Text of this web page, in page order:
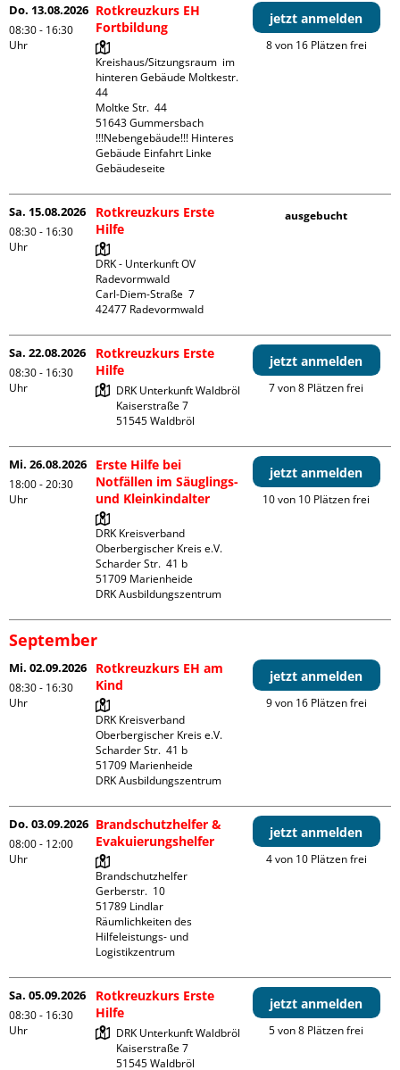
Do. 13.08.2026
08:30 - 16:30
Uhr
Rotkreuzkurs EH
Fortbildung
Kreishaus/Sitzungsraum  im
hinteren Gebäude Moltkestr.
44
Moltke Str.  44
51643 Gummersbach
!!!Nebengebäude!!! Hinteres
Gebäude Einfahrt Linke
Gebäudeseite
jetzt anmelden
8 von 16 Plätzen frei
Sa. 15.08.2026
08:30 - 16:30
Uhr
Rotkreuzkurs Erste
Hilfe
DRK - Unterkunft OV
Radevormwald
Carl-Diem-Straße  7
ausgebucht
Sa. 22.08.2026
08:30 - 16:30
Uhr
Rotkreuzkurs Erste
Hilfe
DRK Unterkunft Waldbröl
Kaiserstraße 7
jetzt anmelden
7 von 8 Plätzen frei
Mi. 26.08.2026
18:00 - 20:30
Uhr
Erste Hilfe bei
Notfällen im Säuglings-
und Kleinkindalter
DRK Kreisverband
Oberbergischer Kreis e.V.
Scharder Str.  41 b
51709 Marienheide
DRK Ausbildungszentrum
jetzt anmelden
10 von 10 Plätzen frei
September
Mi. 02.09.2026
08:30 - 16:30
Uhr
Rotkreuzkurs EH am
Kind
DRK Kreisverband
Oberbergischer Kreis e.V.
Scharder Str.  41 b
51709 Marienheide
DRK Ausbildungszentrum
jetzt anmelden
9 von 16 Plätzen frei
Do. 03.09.2026
08:00 - 12:00
Uhr
Brandschutzhelfer &
Evakuierungshelfer
Brandschutzhelfer
Gerberstr.  10
51789 Lindlar
Räumlichkeiten des
Hilfeleistungs- und
Logistikzentrum
jetzt anmelden
4 von 10 Plätzen frei
Sa. 05.09.2026
08:30 - 16:30
Uhr
Rotkreuzkurs Erste
Hilfe
DRK Unterkunft Waldbröl
Kaiserstraße 7
jetzt anmelden
5 von 8 Plätzen frei